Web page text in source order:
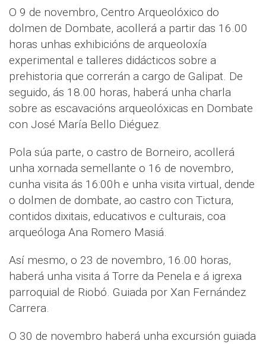
O 9 de novembro, Centro Arqueolóxico do
dolmen de Dombate, acollerá a partir das 16.00
horas unhas exhibicións de arqueoloxía
experimental e talleres didácticos sobre a
prehistoria que correrán a cargo de Galipat. De
seguido, ás 18.00 horas, haberá unha charla
sobre as escavacións arqueolóxicas en Dombate
con José María Bello Diéguez.
Pola súa parte, o castro de Borneiro, acollerá
unha xornada semellante o 16 de novembro,
cunha visita ás 16:00h e unha visita virtual, dende
o dolmen de dombate, ao castro con Tictura,
contidos dixitais, educativos e culturais, coa
arqueóloga Ana Romero Masiá.
Así mesmo, o 23 de novembro, 16.00 horas,
haberá unha visita á Torre da Penela e á igrexa
parroquial de Riobó. Guiada por Xan Fernández
Carrera.
O 30 de novembro haberá unha excursión guiada